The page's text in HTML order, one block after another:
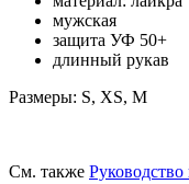
мужская
защита УФ 50+
длинный рукав
Размеры: S, XS, M
См. также Руководство